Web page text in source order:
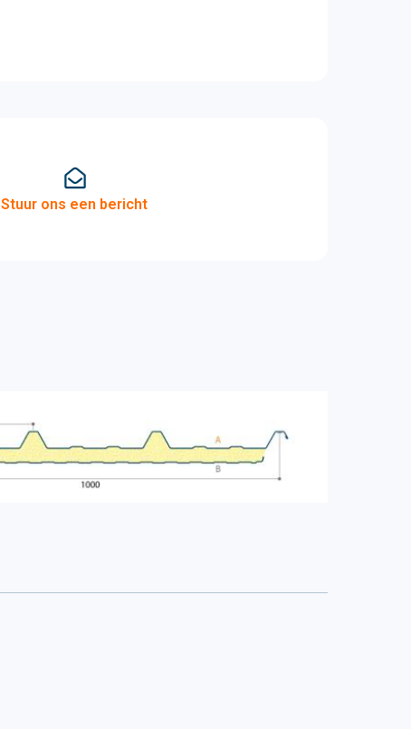
Stuur ons een bericht